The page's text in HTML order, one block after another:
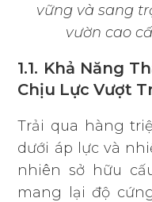
vững và sang
vườn cao
1.1. Khả Năng
Chịu Lực Vượt
Trải qua hàng
dưới áp lực và
nhiên sở hữu
mang lại độ